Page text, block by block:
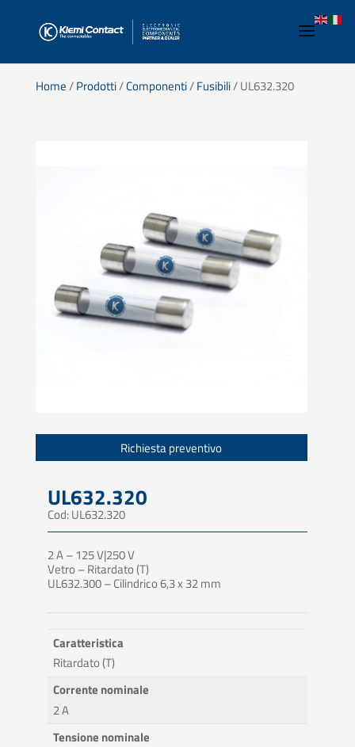
Home/Prodotti/Componenti/Fusibili/ UL632.320
Richiesta preventivo
UL632.320
Cod: UL632.320
2 A – 125 V|250 V
Vetro – Ritardato (T)
UL632.300 – Cilindrico 6,3 x 32 mm
Caratteristica
Ritardato (T)
Corrente nominale
2 A
Tensione nominale